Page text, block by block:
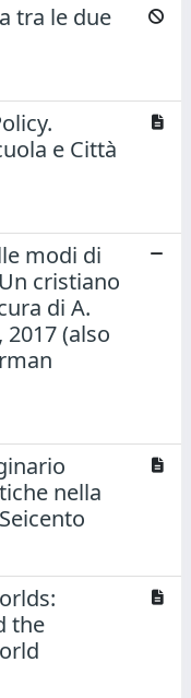
tra le due
e Città
modi di
cristiano
di A.
(also
nella
the